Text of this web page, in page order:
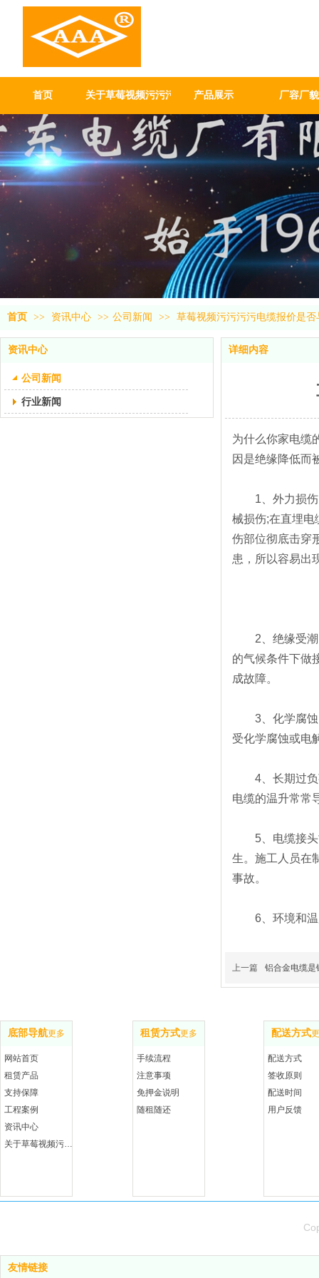
GUANG DONG GABLE
首页 关于草莓视频污污污污 产品展示 厂容厂貌
首页 >> 资讯中心 >> 公司新闻 >> 草莓视频污污污污电缆报价是否
资讯中心
公司新闻
行业新闻
详细内容
为什么你家电缆
因是绝缘降低而被
1、外力损伤
械损伤;在直埋电
伤部位彻底击穿
患，所以容易出
2、绝缘受潮
的气候条件下做接
成故障。
3、化学腐
受化学腐蚀或电解腐
4、长期过负荷
电缆的温升常常导
5、电缆接头
生。施工人员在
事故。
6、环境和温
上一篇 铝合金电缆是
底部导航更多
网站首页
租赁产品
支持保障
工程案例
资讯中心
关于草莓视频污污污污
租赁方式更多
手续流程
注意事项
免押金说明
随租随还
配送方式
配送方式
签收原则
配送时间
用户反馈
友情链接